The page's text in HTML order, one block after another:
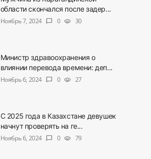
области скончался после задер...
Ноябрь 7, 2024
chat_bubble 0 visibility 30
Министр здравоохранения о
влиянии перевода времени: деп...
Ноябрь 6, 2024
chat_bubble 0 visibility 27
С 2025 года в Казахстане девушек
начнут проверять на ге...
Ноябрь 6, 2024
chat_bubble 0 visibility 79